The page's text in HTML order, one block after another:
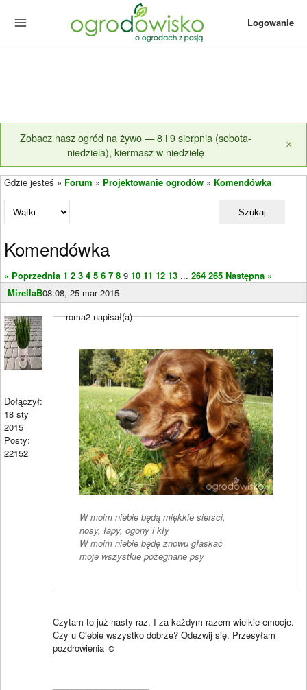
Logowanie
Zobacz nasz ogród na żywo — 8 i 9 sierpnia (sobota-
niedziela), kiermasz w niedzielę
×
Gdzie jesteś » Forum » Projektowanie ogrodów » Komendówka
Szukaj
Komendówka
« Poprzednia 1 2 3 4 5 6 7 8 9 10 11 12 13 ... 264 265 Następna »
MirellaB08:08, 25 mar 2015
Dołączył:
18 sty
2015
Posty:
22152
roma2 napisał(a)
W moim niebie będą miękkie sierści,
nosy, łapy, ogony i kły
W moim niebie będę znowu głaskać
moje wszystkie pożegnane psy
Czytam to już nasty raz. I za każdym razem wielkie emocje.
Czy u Ciebie wszystko dobrze? Odezwij się. Przesyłam
pozdrowienia ☺